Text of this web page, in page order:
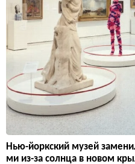
Нью-йоркский музей
ми из-за солнца в новом